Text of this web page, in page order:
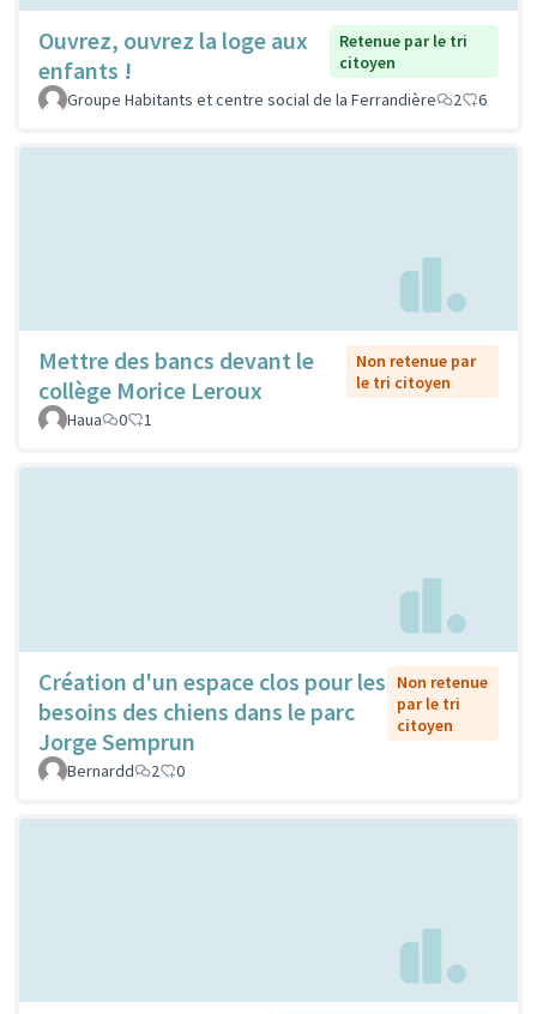
Ouvrez, ouvrez la loge aux
enfants !
Retenue par le tri
citoyen
Groupe Habitants et centre social de la Ferrandière
2 6
Mettre des bancs devant le
collège Morice Leroux
Non retenue par
le tri citoyen
Haua
0 1
Création d'un espace clos pour les
besoins des chiens dans le parc
Jorge Semprun
Non retenue
par le tri
citoyen
Bernardd 2 0